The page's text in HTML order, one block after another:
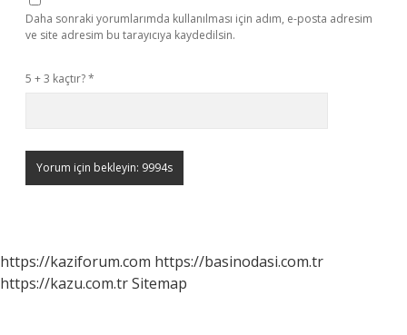
Daha sonraki yorumlarımda kullanılması için adım, e-posta adresim
ve site adresim bu tarayıcıya kaydedilsin.
5 + 3 kaçtır?*
https://kaziforum.com https://basinodasi.com.tr
https://kazu.com.trSitemap